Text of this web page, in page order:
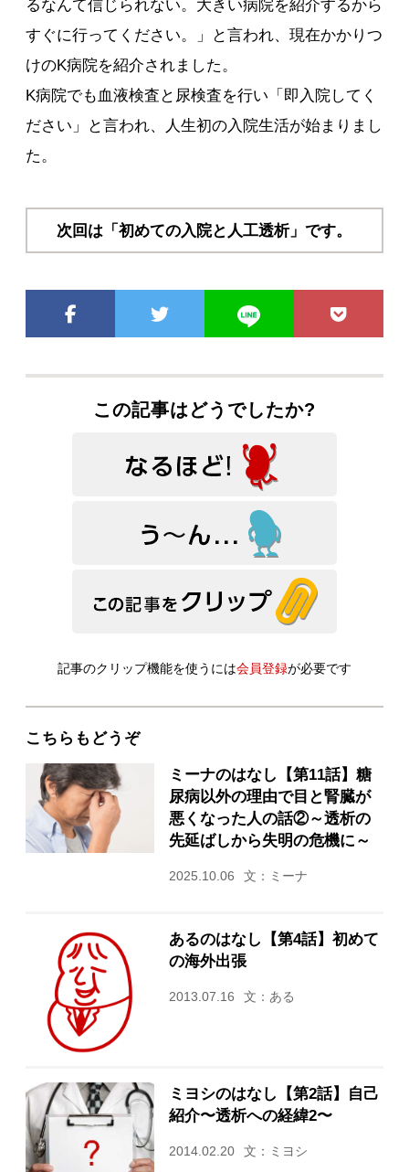
るなんて信じられない。大きい病院を紹介するから
すぐに行ってください。」と言われ、現在かかりつ
けのK病院を紹介されました。
K病院でも血液検査と尿検査を行い「即入院してく
ださい」と言われ、人生初の入院生活が始まりまし
た。
次回は「初めての入院と人工透析」です。
この記事はどうでしたか?
記事のクリップ機能を使うには会員登録が必要です
こちらもどうぞ
ミーナのはなし【第11話】糖
尿病以外の理由で目と腎臓が
悪くなった人の話②～透析の
先延ばしから失明の危機に～
2025.10.06 文：ミーナ
あるのはなし【第4話】初めて
の海外出張
2013.07.16 文：ある
ミヨシのはなし【第2話】自己
紹介〜透析への経緯2〜
2014.02.20 文：ミヨシ